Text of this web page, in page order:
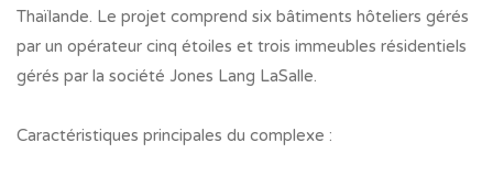
Thaïlande. Le projet comprend six bâtiments hôteliers gérés
par un opérateur cinq étoiles et trois immeubles résidentiels
gérés par la société Jones Lang LaSalle.
Caractéristiques principales du complexe :